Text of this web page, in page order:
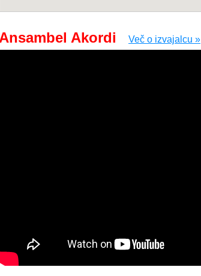
Ansambel Akordi Več o izvajalcu »